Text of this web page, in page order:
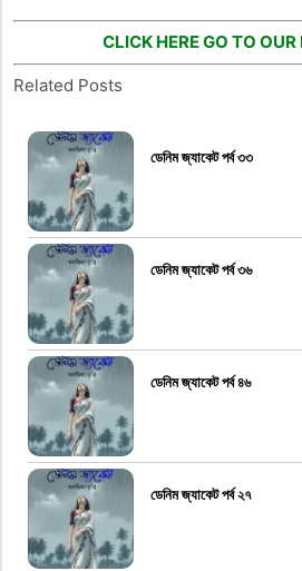
CLICK HERE GO TO OUR
Related Posts
ডেনিম জ্যাকেট পর্ব ৩৩
ডেনিম জ্যাকেট পর্ব ৩৬
ডেনিম জ্যাকেট পর্ব ৪৬
ডেনিম জ্যাকেট পর্ব ২৭